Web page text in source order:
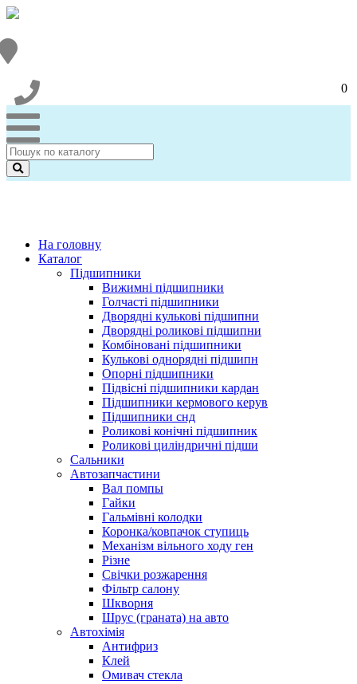
0
На головну
Каталог
Підшипники
Вижимні підшипники
Голчасті підшипники
Дворядні кулькові підшипни
Дворядні роликові підшипни
Комбіновані підшипники
Кулькові однорядні підшипн
Опорні підшипники
Підвісні підшипники кардан
Підшипники кермового керув
Підшипники снд
Роликові конічні підшипник
Роликові циліндричні підши
Сальники
Автозапчастини
Вал помпы
Гайки
Гальмівні колодки
Коронка/ковпачок ступиць
Механізм вільного ходу ген
Різне
Свічки розжарення
Фільтр салону
Шкворня
Шрус (граната) на авто
Автохімія
Антифриз
Клей
Омивач стекла